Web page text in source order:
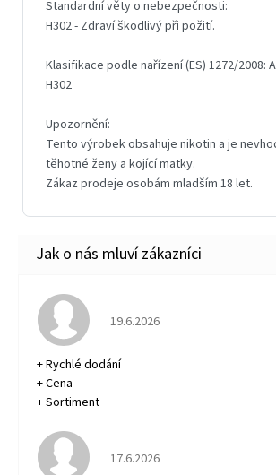
Hodnocení obchodu je 5 z 5
19.6.2026
+ Rychlé dodání
+ Cena
+ Sortiment
Hodnocení obchodu je 5 z 5
17.6.2026